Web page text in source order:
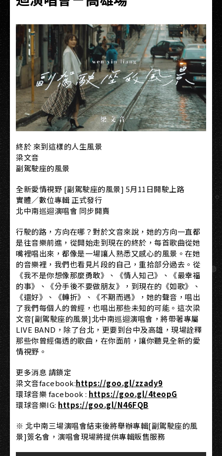
終於 來到這樣的人生風景
梁文音
副駕駛座的風景
全新愛情視野 [副駕駛座的風景] 5月11日開駛上路
實體／數位專輯 正式發行
北中南巡迴演唱會 同步開賣
行駛的路，方向在哪？對於文音來說，她的方向一直都
是往音樂前進，從開始走到現在的終於，每首歌曲從她
嘴裡唱出來，都像是一場讓人熟悉又感心的風景。在她
的音樂裡，我們也看見片段的自己，重拾部分過去。從
《我不是你想像那麼勇敢》、《情人知己》、《最幸福
的事》、《分手後不要做朋友》，到現在的《如歌》、
《還好》、《轉折》、《不期而遇》，她的聲音，唱出
了我們每個人的曾經，也唱出那些未知的可能。這次梁
文音[副駕駛座的風景]北中南巡迴演唱會，將帶著專屬
LIVE BAND，除了台北，更要到台中及高雄，現場詮釋
那些你曾經傷透的歌曲，在你面前，讓你聽見全新的愛
情視野。
更多消息 請鎖定
梁文音facebook:https://goo.gl/zzady9
環球音樂 facebook : https://goo.gl/4teopG
環球音樂IG: https://goo.gl/N46FQB
※ 北中南三場演唱會結束後將舉辦專輯[副駕駛座的風
景]簽名會，演唱會現場將提供專輯販售服務